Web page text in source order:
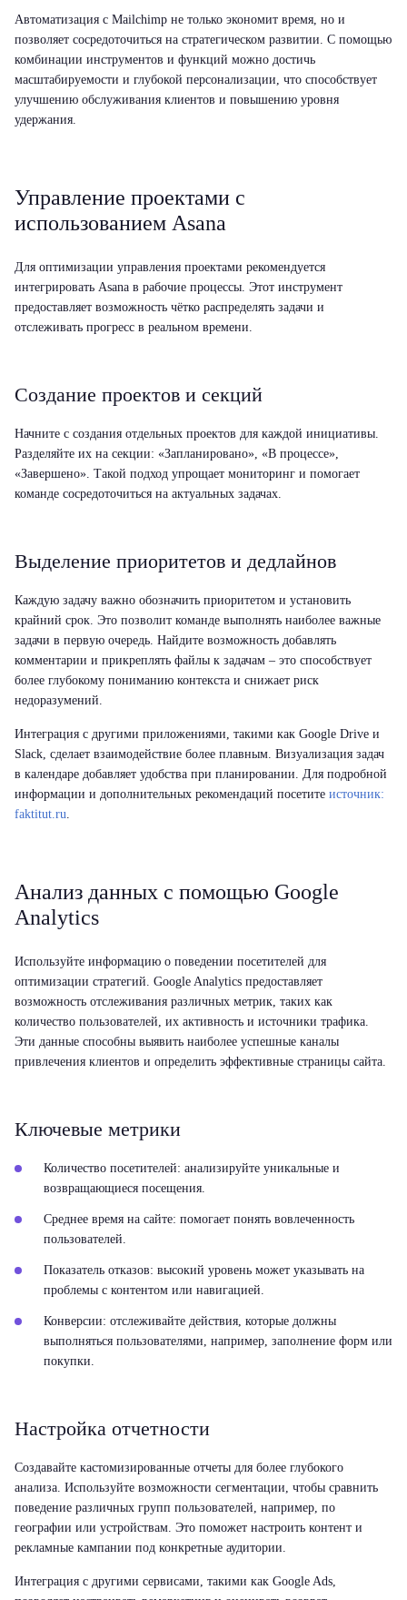
Автоматизация с Mailchimp не только экономит время, но и
позволяет сосредоточиться на стратегическом развитии. С помощью
комбинации инструментов и функций можно достичь
масштабируемости и глубокой персонализации, что способствует
улучшению обслуживания клиентов и повышению уровня
удержания.
Управление проектами с
использованием Asana
Для оптимизации управления проектами рекомендуется
интегрировать Asana в рабочие процессы. Этот инструмент
предоставляет возможность чётко распределять задачи и
отслеживать прогресс в реальном времени.
Создание проектов и секций
Начните с создания отдельных проектов для каждой инициативы.
Разделяйте их на секции: «Запланировано», «В процессе»,
«Завершено». Такой подход упрощает мониторинг и помогает
команде сосредоточиться на актуальных задачах.
Выделение приоритетов и дедлайнов
Каждую задачу важно обозначить приоритетом и установить
крайний срок. Это позволит команде выполнять наиболее важные
задачи в первую очередь. Найдите возможность добавлять
комментарии и прикреплять файлы к задачам – это способствует
более глубокому пониманию контекста и снижает риск
недоразумений.
Интеграция с другими приложениями, такими как Google Drive и
Slack, сделает взаимодействие более плавным. Визуализация задач
в календаре добавляет удобства при планировании. Для подробной
информации и дополнительных рекомендаций посетите источник:
faktitut.ru.
Анализ данных с помощью Google
Analytics
Используйте информацию о поведении посетителей для
оптимизации стратегий. Google Analytics предоставляет
возможность отслеживания различных метрик, таких как
количество пользователей, их активность и источники трафика.
Эти данные способны выявить наиболее успешные каналы
привлечения клиентов и определить эффективные страницы сайта.
Ключевые метрики
Количество посетителей: анализируйте уникальные и
возвращающиеся посещения.
Среднее время на сайте: помогает понять вовлеченность
пользователей.
Показатель отказов: высокий уровень может указывать на
проблемы с контентом или навигацией.
Конверсии: отслеживайте действия, которые должны
выполняться пользователями, например, заполнение форм или
покупки.
Настройка отчетности
Создавайте кастомизированные отчеты для более глубокого
анализа. Используйте возможности сегментации, чтобы сравнить
поведение различных групп пользователей, например, по
географии или устройствам. Это поможет настроить контент и
рекламные кампании под конкретные аудитории.
Интеграция с другими сервисами, такими как Google Ads,